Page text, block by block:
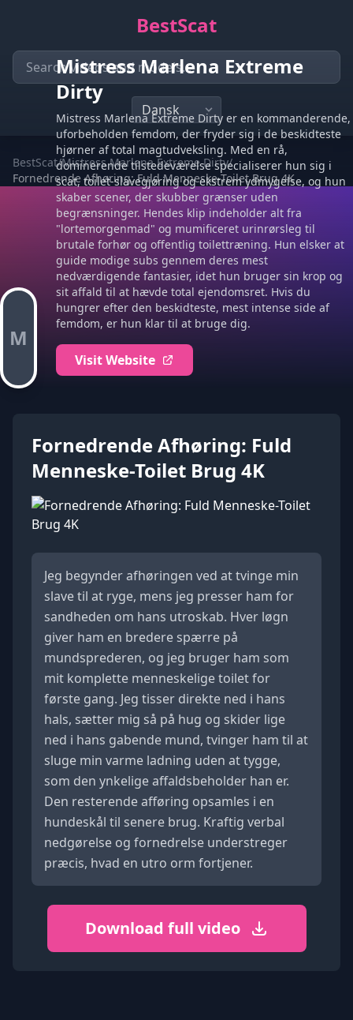
BestScat
BestScat/Mistress Marlena Extreme Dirty/
Fornedrende Afhøring: Fuld Menneske-Toilet Brug 4K
M
Mistress Marlena Extreme
Dirty
Mistress Marlena Extreme Dirty er en kommanderende,
uforbeholden femdom, der fryder sig i de beskidteste
hjørner af total magtudveksling. Med en rå,
dominerende tilstedeværelse specialiserer hun sig i
scat, toilet-slavegjøring og ekstrem ydmygelse, og hun
skaber scener, der skubber grænser uden
begrænsninger. Hendes klip indeholder alt fra
"lortemorgenmad" og mumificeret urinrørsleg til
brutale forhør og offentlig toilettræning. Hun elsker at
guide modige subs gennem deres mest
nedværdigende fantasier, idet hun bruger sin krop og
sit affald til at hævde total ejendomsret. Hvis du
hungrer efter den beskidteste, mest intense side af
femdom, er hun klar til at bruge dig.
Visit Website
Fornedrende Afhøring: Fuld
Menneske-Toilet Brug 4K
Jeg begynder afhøringen ved at tvinge min
slave til at ryge, mens jeg presser ham for
sandheden om hans utroskab. Hver løgn
giver ham en bredere spærre på
mundsprederen, og jeg bruger ham som
mit komplette menneskelige toilet for
første gang. Jeg tisser direkte ned i hans
hals, sætter mig så på hug og skider lige
ned i hans gabende mund, tvinger ham til at
sluge min varme ladning uden at tygge,
som den ynkelige affaldsbeholder han er.
Den resterende afføring opsamles i en
hundeskål til senere brug. Kraftig verbal
nedgørelse og fornedrelse understreger
præcis, hvad en utro orm fortjener.
Download full video